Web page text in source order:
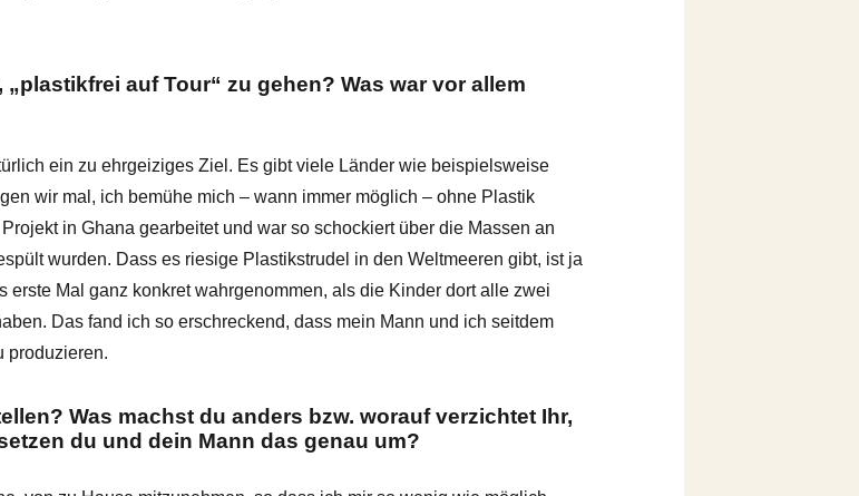
auf Tour“ zu gehen? Was war vor allem
ein zu ehrgeiziges Ziel. Es gibt viele Länder wie beispielsweise
wir mal, ich bemühe mich – wann immer möglich – ohne Plastik
in Ghana gearbeitet und war so schockiert über die Massen an
wurden. Dass es riesige Plastikstrudel in den Weltmeeren gibt, ist ja
erste Mal ganz konkret wahrgenommen, als die Kinder dort alle zwei
Das fand ich so erschreckend, dass mein Mann und ich seitdem
produzieren.
Was machst du anders bzw. worauf verzichtet Ihr,
du und dein Mann das genau um?